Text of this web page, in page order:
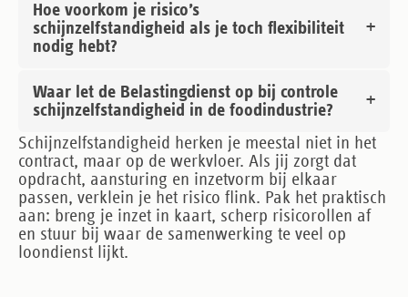
Hoe voorkom je risico’s
schijnzelfstandigheid als je toch flexibiliteit
nodig hebt?
Waar let de Belastingdienst op bij controle
schijnzelfstandigheid in de foodindustrie?
Schijnzelfstandigheid herken je meestal niet in het
contract, maar op de werkvloer. Als jij zorgt dat
opdracht, aansturing en inzetvorm bij elkaar
passen, verklein je het risico flink. Pak het praktisch
aan: breng je inzet in kaart, scherp risicorollen af
en stuur bij waar de samenwerking te veel op
loondienst lijkt.